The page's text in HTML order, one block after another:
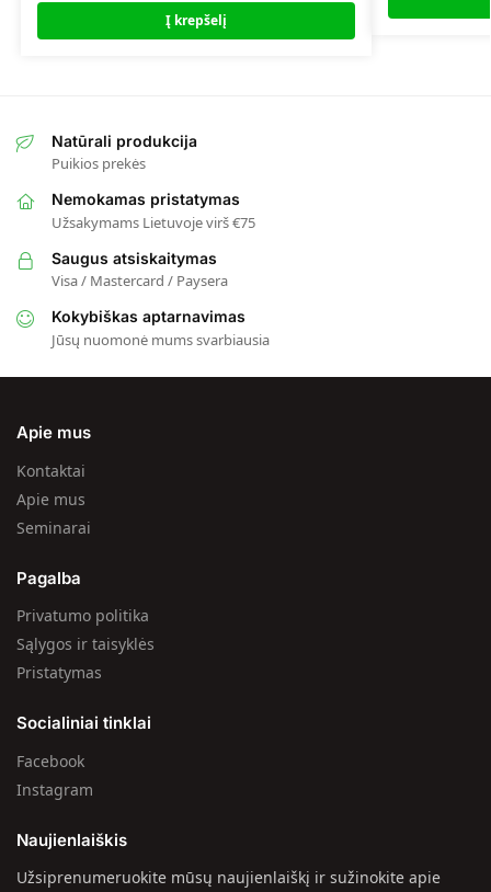
Į krepšelį
Natūrali produkcija
Puikios prekės
Nemokamas pristatymas
Užsakymams Lietuvoje virš €75
Saugus atsiskaitymas
Visa / Mastercard / Paysera
Kokybiškas aptarnavimas
Jūsų nuomonė mums svarbiausia
Apie mus
Kontaktai
Apie mus
Seminarai
Pagalba
Privatumo politika
Sąlygos ir taisyklės
Pristatymas
Socialiniai tinklai
Facebook
Instagram
Naujienlaiškis
Užsiprenumeruokite mūsų naujienlaiškį ir sužinokite apie